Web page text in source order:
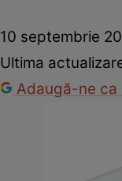
Mâncăruri rapide
10 septembrie
Ultima
Adaugă-ne ca